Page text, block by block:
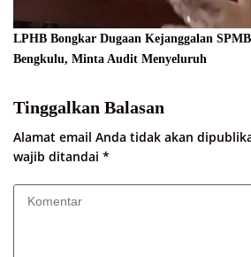
LPHB Bongkar Dugaan Kejanggalan
Bengkulu, Minta Audit Menyeluruh
Tinggalkan Balasan
Alamat email Anda tidak akan
wajib ditandai *